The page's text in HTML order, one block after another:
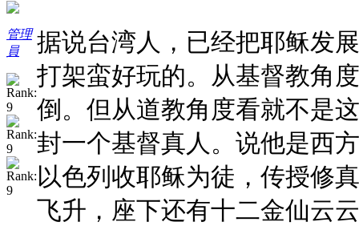
管理
員
据说台湾人，已经把耶稣发
打架蛮好玩的。从基督教角
倒。但从道教角度看就不是
封一个基督真人。说他是西
以色列收耶稣为徒，传授修
飞升，座下还有十二金仙云